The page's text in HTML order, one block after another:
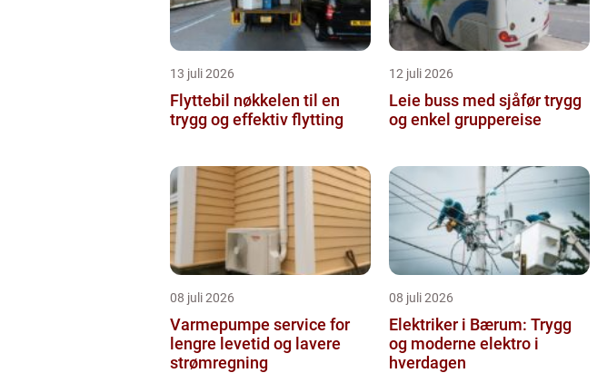
13 juli 2026
Flyttebil nøkkelen til en
trygg og effektiv flytting
12 juli 2026
Leie buss med sjåfør trygg
og enkel gruppereise
08 juli 2026
Varmepumpe service for
lengre levetid og lavere
strømregning
08 juli 2026
Elektriker i Bærum: Trygg
og moderne elektro i
hverdagen